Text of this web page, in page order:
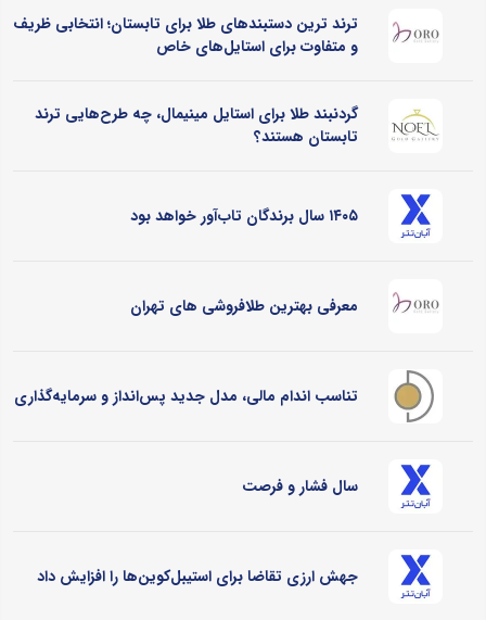
ترند ترین دستبندهای طلا برای تابستان؛ انتخابی ظریف
و متفاوت برای استایل‌های خاص
گردنبند طلا برای استایل مینیمال، چه طرح‌هایی ترند
تابستان هستند؟
۱۴۰۵ سال برندگان تاب‌آور خواهد بود
معرفی بهترین طلافروشی های تهران
تناسب اندام مالی، مدل جدید پس‌انداز و سرمایه‌گذاری
سال فشار و فرصت
جهش ارزی تقاضا برای استیبل‌کوین‌ها را افزایش داد